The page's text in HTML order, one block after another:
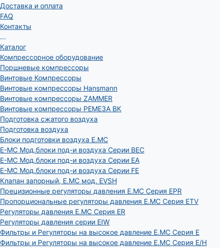
Доставка и оплата
FAQ
Контакты
...
Каталог
Компрессорное оборудование
Поршневые компрессоры
Винтовые Компрессоры
Винтовые компрессоры Hansmann
Винтовые компрессоры ZAMMER
Винтовые компрессоры РЕМЕЗА ВК
Подготовка сжатого воздуха
Подготовка воздуха
Блоки подготовки воздуха E.MC
E-MC Мод.блоки под-и воздуха Серии BEC
E-MC Мод.блоки под-и воздуха Серии EA
E-MC Мод.блоки под-и воздуха Серии FE
Клапан запорный, E.MC мод. EVSH
Прецизионные регуляторы давления E.MC Серия EPR
Пропорциональные регуляторы давления E.MC Серия ETV
Регуляторы давления E.MC Серия ER
Регуляторы давления серии EIW
Фильтры и Регуляторы на высокое давление E.MC Серия E
Фильтры и Регуляторы на высокое давление E.MC Серия E/H